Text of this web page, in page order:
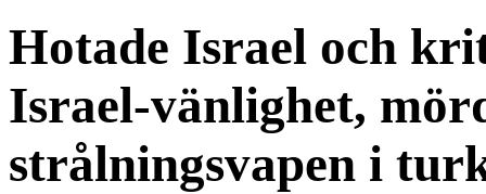
Hotade Israel och
Israel-vänlighet,
strålningsvapen i